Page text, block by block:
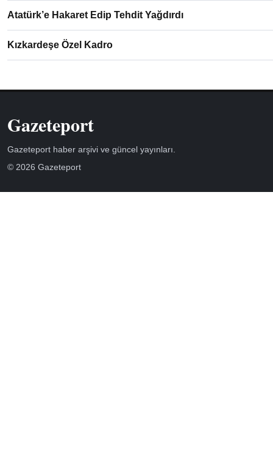
Atatürk’e Hakaret Edip Tehdit Yağdırdı
Kızkardeşe Özel Kadro
Gazeteport
Gazeteport haber arşivi ve güncel yayınları.
© 2026 Gazeteport